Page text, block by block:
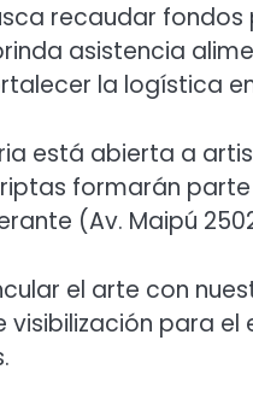
recaudar
asistencia
la logística
está abierta a
formarán
(Av. Maipú
el arte con
para el